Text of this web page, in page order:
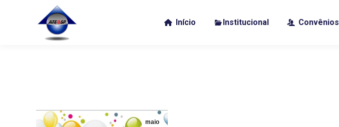
Início Institucional Convênios
maio